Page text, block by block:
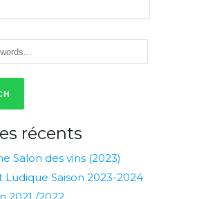
récents
Salon des vins (2023)
Ludique Saison 2023-2024